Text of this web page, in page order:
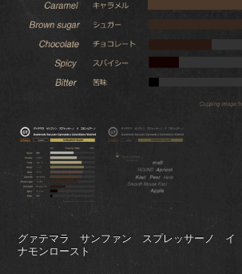
グァテマラ サンファン スプレッサーノ
ナモンロースト